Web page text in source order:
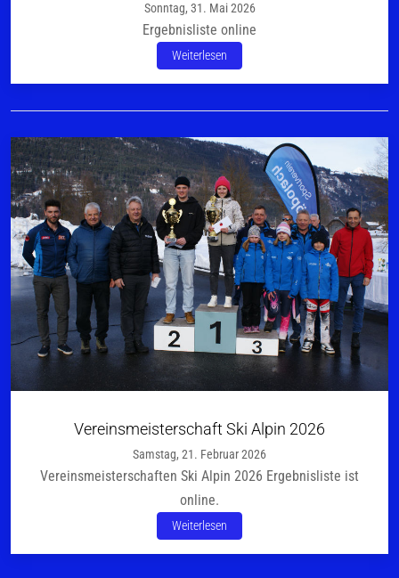
Sonntag, 31. Mai 2026
Ergebnisliste online
Weiterlesen
Vereinsmeisterschaft Ski Alpin 2026
Samstag, 21. Februar 2026
Vereinsmeisterschaften Ski Alpin 2026 Ergebnisliste ist
online.
Weiterlesen